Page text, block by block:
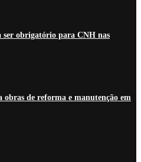
ser obrigatório para CNH nas
de reforma e manutenção em